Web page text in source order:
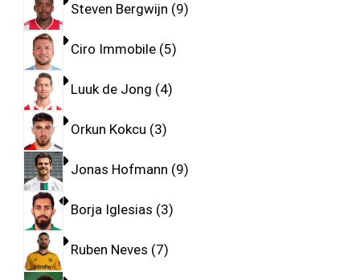
Steven Bergwijn 9
Ciro Immobile 5
Luuk de Jong 4
Orkun Kokcu 3
Jonas Hofmann 9
Borja Iglesias 3
Ruben Neves 7